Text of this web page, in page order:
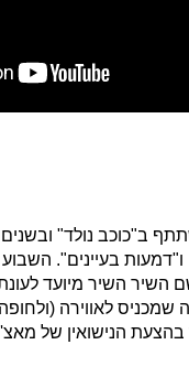
ב"כוכב נולד"
בעיינים".
השיר מיועד
לאווירה
בהצעת הנישואין של מאצ'